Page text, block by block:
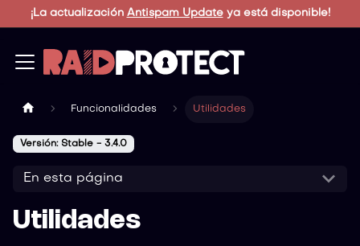
¡La actualización Antispam Updateya está disponible!
Funcionalidades Utilidades
Versión: Stable - 3.4.0
En esta página
Utilidades